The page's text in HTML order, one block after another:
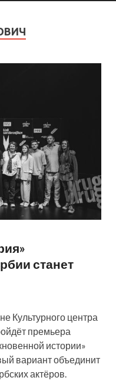
станет
Культурного центра
премьера
истории»
вариант объединит
актёров.